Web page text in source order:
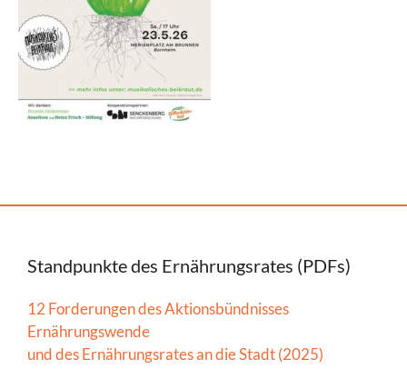
Standpunkte des Ernährungsrates (PDFs)
12 Forderungen des Aktionsbündnisses
Ernährungswende
und des Ernährungsrates an die Stadt (2025)